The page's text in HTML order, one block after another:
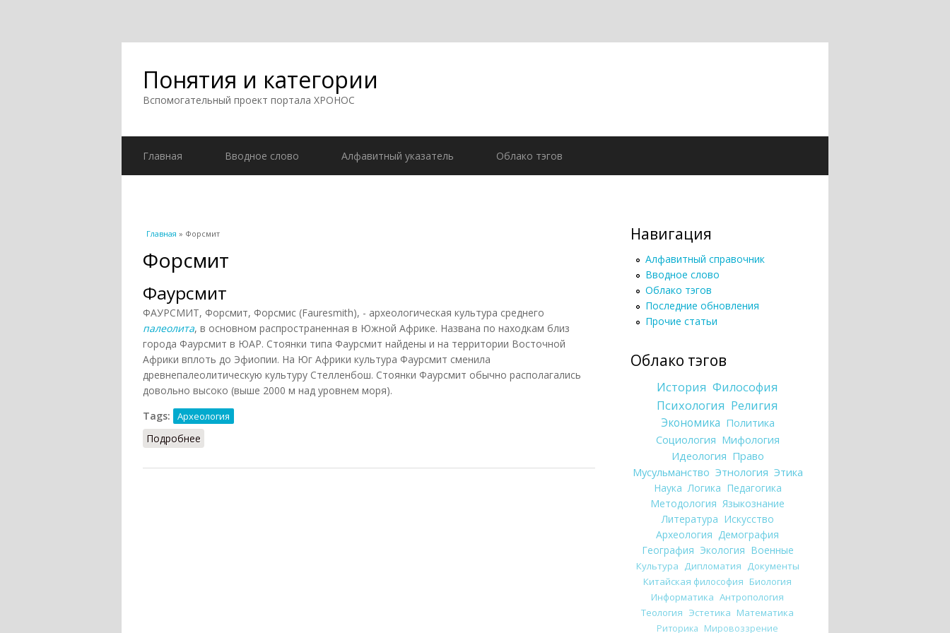
Понятия и категории
Вспомогательный проект портала ХРОНОС
Главная Вводное слово Алфавитный указатель Облако тэгов
Вы здесь
Главная » Форсмит
Форсмит
Фаурсмит
ФАУРСМИТ, Форсмит, Форсмис (Fauresmith), - археологическая культура среднего
палеолита, в основном распространенная в Южной Африке. Названа по находкам близ
города Фаурсмит в ЮАР. Стоянки типа Фаурсмит найдены и на территории Восточной
Африки вплоть до Эфиопии. На Юг Африки культура Фаурсмит сменила
древнепалеолитическую культуру Стелленбош. Стоянки Фаурсмит обычно располагались
довольно высоко (выше 2000 м над уровнем моря).
Tags:
Археология
Подробнее
Навигация
Алфавитный справочник
Вводное слово
Облако тэгов
Последние обновления
Прочие статьи
Облако тэгов
История Философия
Психология Религия
Экономика Политика
Социология Мифология
Идеология Право
Мусульманство Этнология Этика
Наука Логика Педагогика
Методология Языкознание
Литература Искусство
Археология Демография
География Экология Военные
Культура Дипломатия Документы
Китайская философия Биология
Информатика Антропология
Теология Эстетика Математика
Риторика Мировоззрение